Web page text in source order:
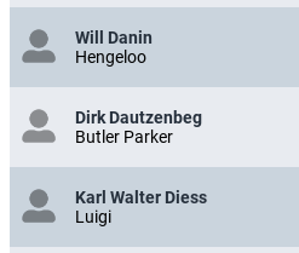
Will Danin
Hengeloo
Dirk Dautzenbeg
Butler Parker
Karl Walter Diess
Luigi